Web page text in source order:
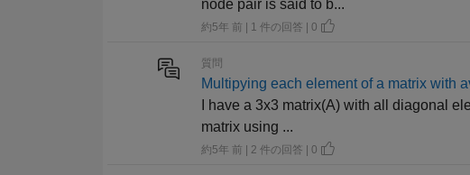
node pair is said to b...
約5年 前 | 1 件の回答 | 0
質問
Multipying each element of a matrix with
I have a 3x3 matrix(A) with all diagonal
matrix using ...
約5年 前 | 2 件の回答 | 0